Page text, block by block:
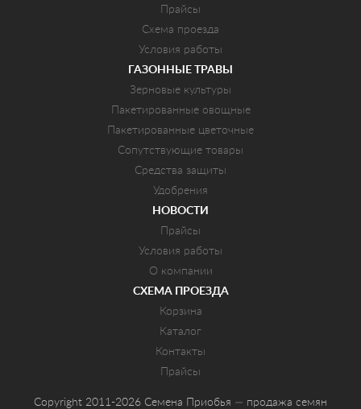
Прайсы
Схема проезда
Условия работы
ГАЗОННЫЕ ТРАВЫ
Зерновые культуры
Пакетированные овощные
Пакетированные цветочные
Сопутствующие товары
Средства защиты
Удобрения
НОВОСТИ
Прайсы
Условия работы
О компании
СХЕМА ПРОЕЗДА
Корзина
Каталог
Контакты
Прайсы
Copyright 2011-2026 Семена Приобья — продажа семян